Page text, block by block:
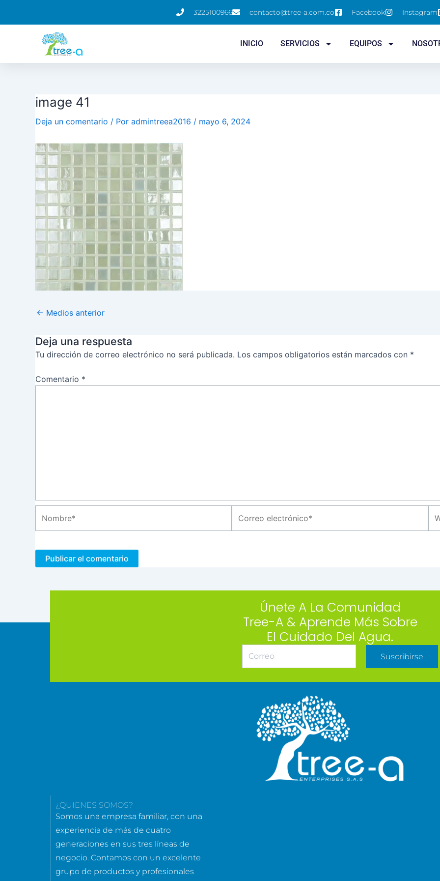
3225100966 contacto@tree-a.com.co Facebook Instagram
INICIO SERVICIOS EQUIPOS
image 41
Deja un comentario / Por admintreea2016 / mayo 6, 2024
entradas
← Medios anterior
Deja una respuesta
Tu dirección de correo electrónico no será publicada. Los campos obligatorios están marcados con *
Comentario *
electrónico*
Únete A La Comunidad
Tree-A & Aprende Más Sobre
El Cuidado Del Agua.
Suscribirse
¿QUIENES SOMOS?
Somos una empresa familiar, con una
experiencia de más de cuatro
generaciones en sus tres líneas de
negocio. Contamos con un excelente
grupo de productos y profesionales